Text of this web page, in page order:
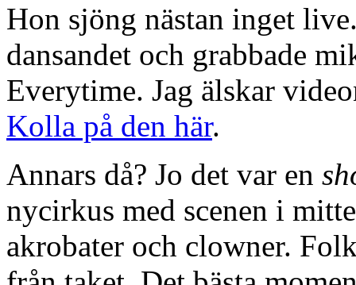
Hon sjöng nästan inget
dansandet och grabbade
Everytime. Jag älskar
Kolla på den här.
Annars då? Jo det var en
nycirkus med scenen i
akrobater och clowner.